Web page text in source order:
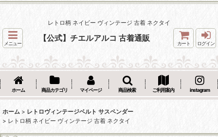
レトロ柄 ネイビー ヴィンテージ 古着 ネクタイ
メニュー
【公式】チエルアルコ 古着通販
カート ログイン
ホーム 商品カテゴリ マイページ 商品検索 ご利用案内 instagram
ホーム > レトロヴィンテージベルト サスペンダー
> レトロ柄 ネイビー ヴィンテージ 古着 ネクタイ